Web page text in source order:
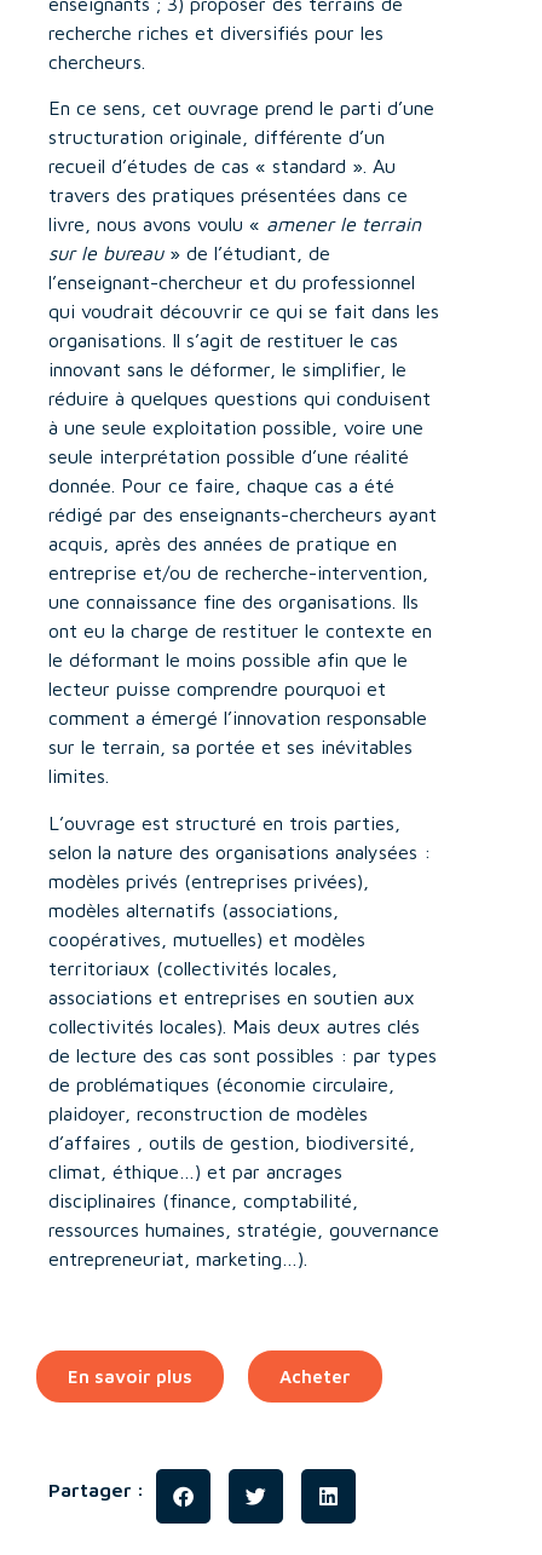
recherche riches et diversifiés pour les
chercheurs.
En ce sens, cet ouvrage prend le parti d’une
structuration originale, différente d’un
recueil d’études de cas « standard ». Au
travers des pratiques présentées dans ce
livre, nous avons voulu « amener le terrain
sur le bureau» de l’étudiant, de
l’enseignant-chercheur et du professionnel
qui voudrait découvrir ce qui se fait dans les
organisations. Il s’agit de restituer le cas
innovant sans le déformer, le simplifier, le
réduire à quelques questions qui conduisent
à une seule exploitation possible, voire une
seule interprétation possible d’une réalité
donnée. Pour ce faire, chaque cas a été
rédigé par des enseignants-chercheurs ayant
acquis, après des années de pratique en
entreprise et/ou de recherche-intervention,
une connaissance fine des organisations. Ils
ont eu la charge de restituer le contexte en
le déformant le moins possible afin que le
lecteur puisse comprendre pourquoi et
comment a émergé l’innovation responsable
sur le terrain, sa portée et ses inévitables
limites.
L’ouvrage est structuré en trois parties,
selon la nature des organisations analysées :
modèles privés (entreprises privées),
modèles alternatifs (associations,
coopératives, mutuelles) et modèles
territoriaux (collectivités locales,
associations et entreprises en soutien aux
collectivités locales). Mais deux autres clés
de lecture des cas sont possibles : par types
de problématiques (économie circulaire,
plaidoyer, reconstruction de modèles
d’affaires , outils de gestion, biodiversité,
climat, éthique…) et par ancrages
disciplinaires (finance, comptabilité,
ressources humaines, stratégie, gouvernance
entrepreneuriat, marketing…).
En savoir plus Acheter
Partager :